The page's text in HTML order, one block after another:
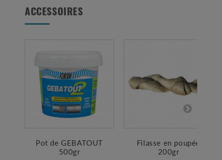
ACCESSOIRES
Pot de GEBATOUT
500gr
Filasse en poupée
200gr